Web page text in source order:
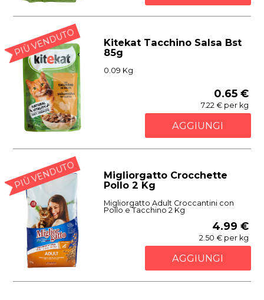
PIÙ VENDUTO
Kitekat Tacchino Salsa Bst
85g
0.09 Kg
0.65 €
7.22 € per kg
AGGIUNGI
PIÙ VENDUTO
Migliorgatto Crocchette
Pollo 2 Kg
Migliorgatto Adult Croccantini con
Pollo e Tacchino 2 Kg
4.99 €
2.50 € per kg
AGGIUNGI